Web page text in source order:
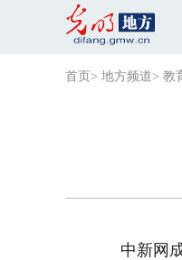
首页 > 地方频道> 教
中新网成